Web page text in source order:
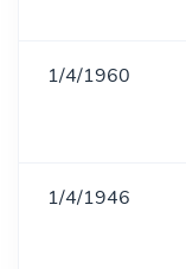
1/4/1960
1/4/1946